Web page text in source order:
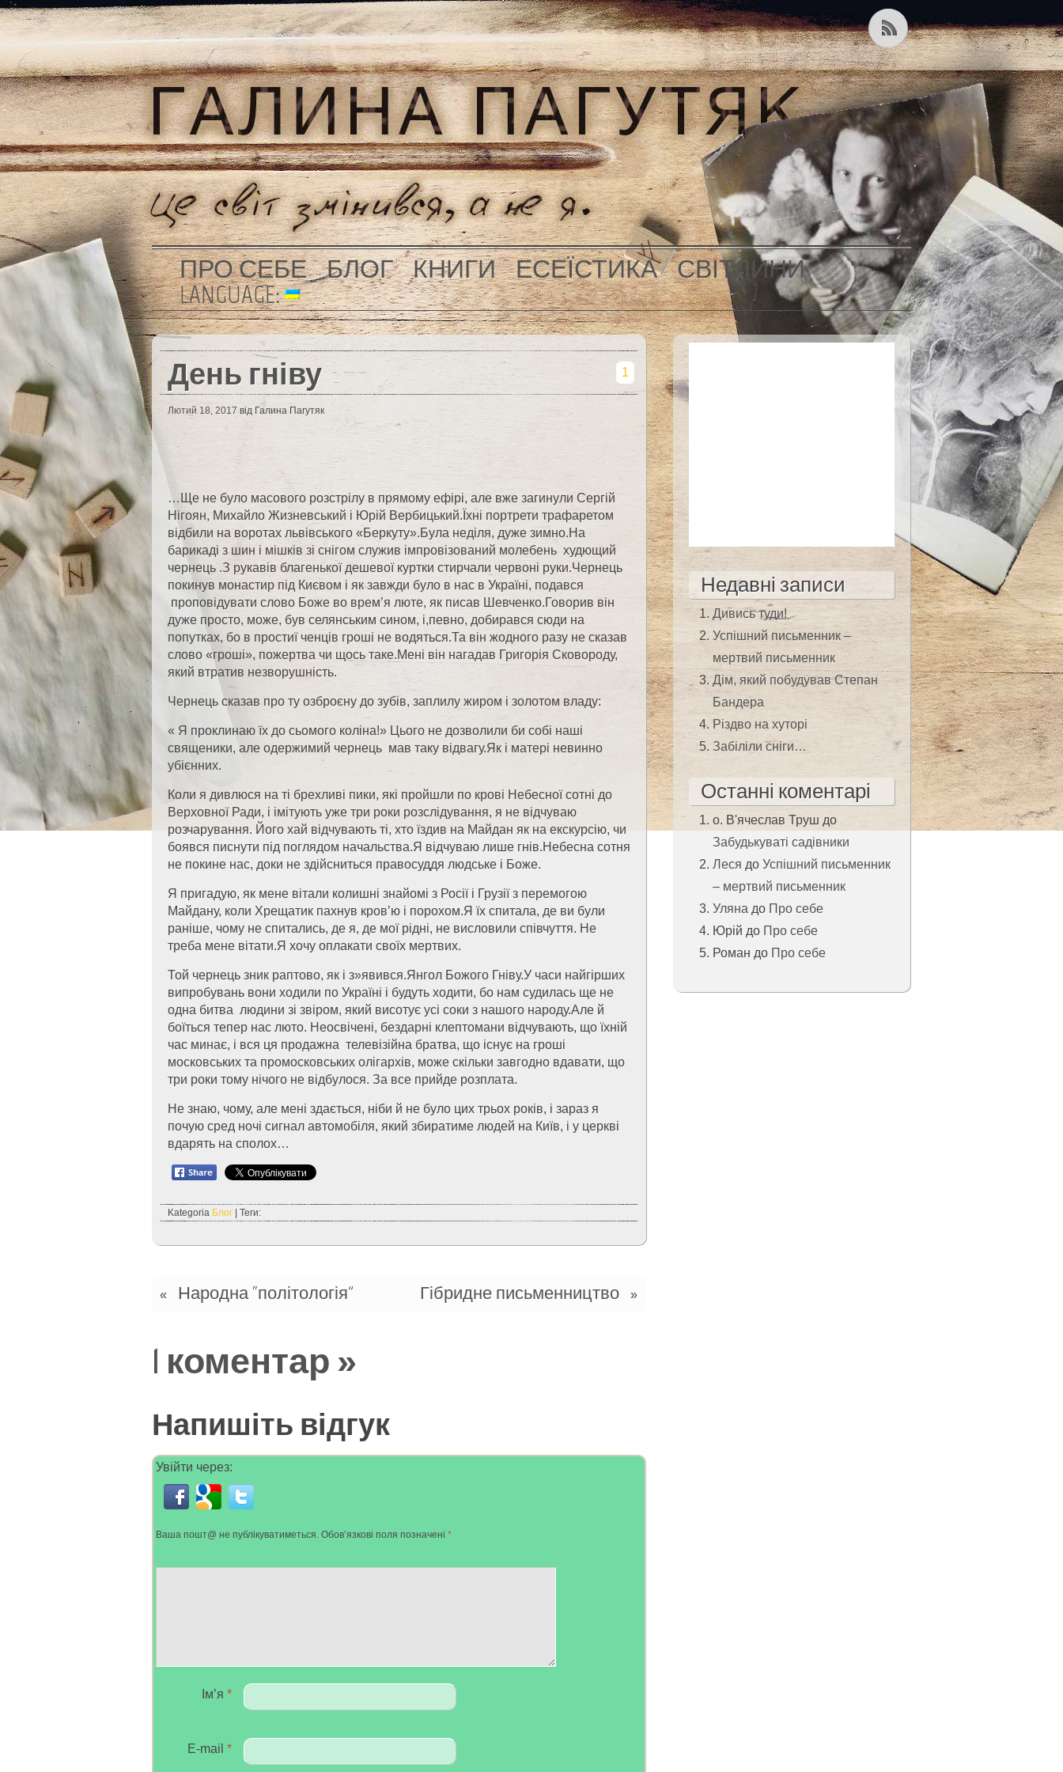
ПРО СЕБЕ БЛОГ КНИГИ ЕСЕЇСТИКА
СВІТЛИНИ
LANGUAGE:
День гніву 1
Лютий 18, 2017 від Галина Пагутяк
…Ще не було масового розстрілу в прямому ефірі, але вже загинули Сергій
Нігоян, Михайло Жизневський і Юрій Вербицький.Їхні портрети трафаретом
відбили на воротах львівського «Беркуту».Була неділя, дуже зимно.На
барикаді з шин і мішків зі снігом служив імпровізований молебень худющий
чернець .З рукавів благенької дешевої куртки стирчали червоні руки.Чернець
покинув монастир під Києвом і як завжди було в нас в Україні, подався
проповідувати слово Боже во врем’я люте, як писав Шевченко.Говорив він
дуже просто, може, був селянським сином, і,певно, добирався сюди на
попутках, бо в простиї ченців гроші не водяться.Та він жодного разу не сказав
слово «гроші», пожертва чи щось таке.Мені він нагадав Григорія Сковороду,
який втратив незворушність.
Чернець сказав про ту озброєну до зубів, заплилу жиром і золотом владу:
« Я проклинаю їх до сьомого коліна!» Цього не дозволили би собі наші
священики, але одержимий чернець мав таку відвагу.Як і матері невинно
убієнних.
Коли я дивлюся на ті брехливі пики, які пройшли по крові Небесної сотні до
Верховної Ради, і імітують уже три роки розслідування, я не відчуваю
розчарування. Його хай відчувають ті, хто їздив на Майдан як на екскурсію, чи
боявся писнути під поглядом начальства.Я відчуваю лише гнів.Небесна сотня
не покине нас, доки не здійсниться правосуддя людське і Боже.
Я пригадую, як мене вітали колишні знайомі з Росії і Грузії з перемогою
Майдану, коли Хрещатик пахнув кров’ю і порохом.Я їх спитала, де ви були
раніше, чому не спитались, де я, де мої рідні, не висловили співчуття. Не
треба мене вітати.Я хочу оплакати своїх мертвих.
Той чернець зник раптово, як і з»явився.Янгол Божого Гніву.У часи найгірших
випробувань вони ходили по Україні і будуть ходити, бо нам судилась ще не
одна битва людини зі звіром, який висотує усі соки з нашого народу.Але й
боїться тепер нас люто. Неосвічені, бездарні клептомани відчувають, що їхній
час минає, і вся ця продажна телевізійна братва, що існує на гроші
московських та промосковських олігархів, може скільки завгодно вдавати, що
три роки тому нічого не відбулося. За все прийде розплата.
Не знаю, чому, але мені здається, ніби й не було цих трьох років, і зараз я
почую сред ночі сигнал автомобіля, який збиратиме людей на Київ, і у церкві
вдарять на сполох…
Kategoria Блог | Теги:
Гібридне письменництво »
« Народна “політологія”
1 коментар »
Напишіть відгук
Увійти через:
Ваша пошт@ не публікуватиметься. Обов’язкові поля позначені *
Ім’я *
E-mail *
Недавні записи
Дивись туди!
Успішний письменник –
мертвий письменник
Дім, який побудував Степан
Бандера
Різдво на хуторі
Забіліли сніги…
Останні коментарі
о. В'ячеслав Труш до
Забудькуваті садівники
Леся до Успішний письменник
– мертвий письменник
Уляна до Про себе
Юрій до Про себе
Роман до Про себе